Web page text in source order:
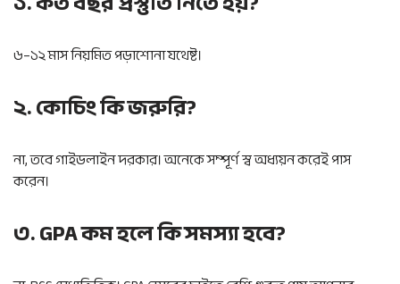
৬–১২ মাস নিয়মিত পড়াশোনা যথেষ্ট।
২. কোচিং কি জরুরি?
না, তবে গাইডলাইন দরকার। অনেকে সম্পূর্ণ স্ব অধ্যয়ন করেই পাস
করেন।
৩. GPA কম হলে কি সমস্যা হবে?